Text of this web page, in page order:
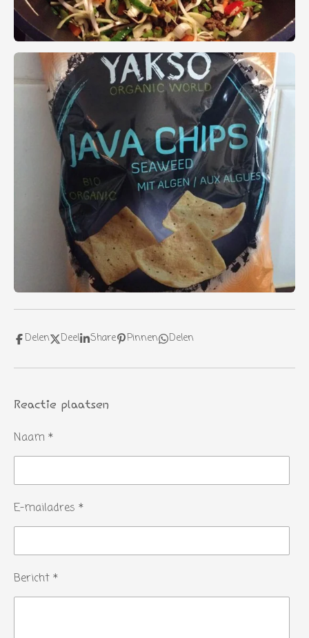
Delen Deel Share Pinnen Delen
Reactie plaatsen
Naam *
E-mailadres *
Bericht *